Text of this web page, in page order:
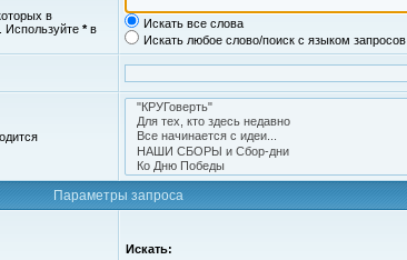
в
Используйте *в
Искать все слова
Искать любое слово/поиск с языком запросов
Параметры запроса
Искать: